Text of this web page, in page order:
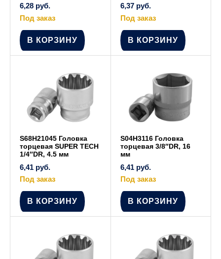
6,28 руб.
Под заказ
В КОРЗИНУ
6,37 руб.
Под заказ
В КОРЗИНУ
S68H21045 Головка
торцевая SUPER TECH
1/4″DR, 4.5 мм
6,41 руб.
Под заказ
В КОРЗИНУ
S04H3116 Головка
торцевая 3/8″DR, 16
мм
6,41 руб.
Под заказ
В КОРЗИНУ